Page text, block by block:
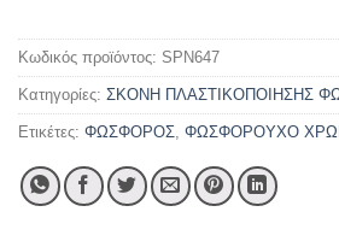
Κωδικός προϊόντος: SPN647
Κατηγορίες: ΣΚΟΝΗ ΠΛΑΣΤΙΚΟΠΟΙΗΣΗΣ
Ετικέτες: ΦΩΣΦΟΡΟΣ ΦΩΣΦΟΡΟΥΧΟ